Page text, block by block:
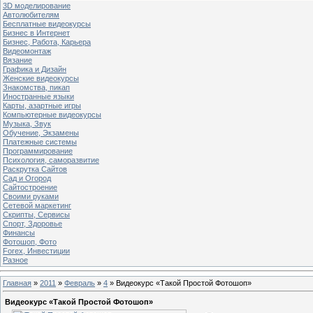
3D моделирование
Автолюбителям
Бесплатные видеокурсы
Бизнес в Интернет
Бизнес, Работа, Карьера
Видеомонтаж
Вязание
Графика и Дизайн
Женские видеокурсы
Знакомства, пикап
Иностранные языки
Карты, азартные игры
Компьютерные видеокурсы
Музыка, Звук
Обучение, Экзамены
Платежные системы
Программирование
Психология, саморазвитие
Раскрутка Сайтов
Cад и Огород
Сайтостроение
Своими руками
Сетевой маркетинг
Скрипты, Сервисы
Спорт, Здоровье
Финансы
Фотошоп, Фото
Forex, Инвестиции
Разное
Главная » 2011 » Февраль » 4 » Видеокурс «Такой Простой Фотошоп»
Видеокурс «Такой Простой Фотошоп»